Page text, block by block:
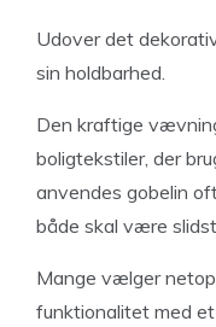
Udover det
sin holdbarhed.
Den kraftige
boligtekstiler, der
anvendes gobelin
både skal være
Mange vælger
funktionalitet med